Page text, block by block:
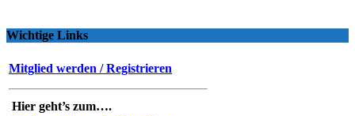
Wichtige Links
Mitglied werden / Registrieren
Hier geht’s zum….